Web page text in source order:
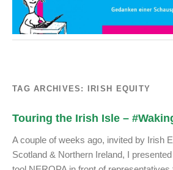
TAG ARCHIVES: IRISH EQUITY
Touring the Irish Isle –
A couple of weeks ago, invited by Irish
Scotland & Northern Ireland, I